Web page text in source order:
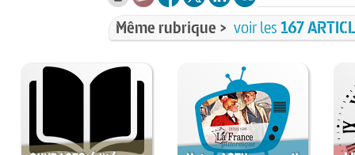
Même rubrique > voir les 167